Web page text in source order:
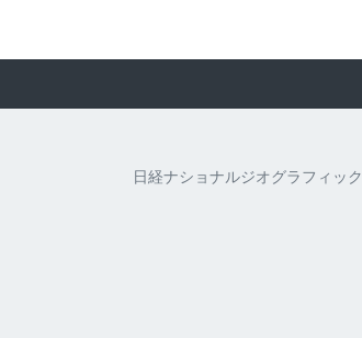
日経ナショナルジオグラフィック